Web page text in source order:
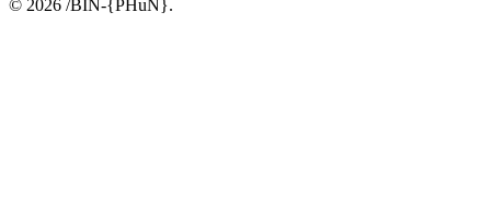
© 2026 /BIN-{PHuN}.